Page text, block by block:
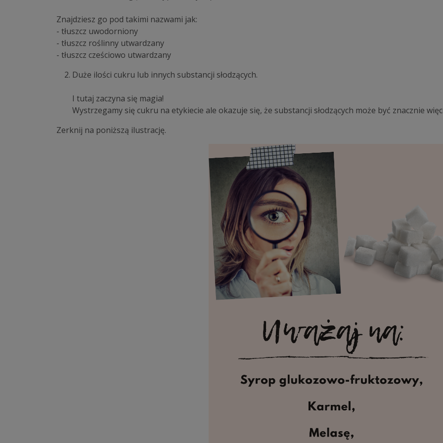
Znajdziesz go pod takimi nazwami jak:
- tłuszcz uwodorniony
- tłuszcz roślinny utwardzany
- tłuszcz cześciowo utwardzany
Duże ilości cukru lub innych substancji słodzących.
I tutaj zaczyna się magia!
Wystrzegamy się cukru na etykiecie ale okazuje się, że substancji słodzących może być znacznie
Zerknij na poniższą ilustrację.